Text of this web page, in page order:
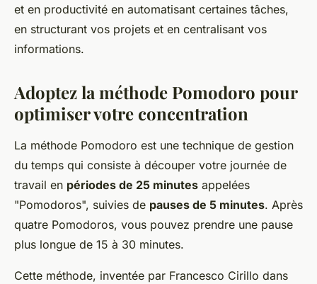
et en productivité en automatisant certaines tâches,
en structurant vos projets et en centralisant vos
informations.
Adoptez la méthode Pomodoro pour
optimiser votre concentration
La méthode Pomodoro est une technique de gestion
du temps qui consiste à découper votre journée de
travail en périodes de 25 minutes appelées
"Pomodoros", suivies de pauses de 5 minutes. Après
quatre Pomodoros, vous pouvez prendre une pause
plus longue de 15 à 30 minutes.
Cette méthode, inventée par Francesco Cirillo dans